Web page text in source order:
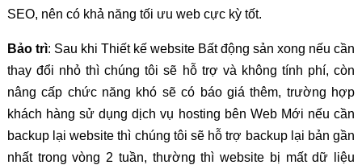
SEO, nên có khả năng tối ưu web cực kỳ tốt.
Bảo trì: Sau khi Thiết kế website Bất động sản xong nếu cần
thay đổi nhỏ thì chúng tôi sẽ hỗ trợ và không tính phí, còn
nâng cấp chức năng khó sẽ có báo giá thêm, trường hợp
khách hàng sử dụng dịch vụ hosting bên Web Mới nếu cần
backup lại website thì chúng tôi sẽ hỗ trợ backup lại bản gần
nhất trong vòng 2 tuần, thường thì website bị mất dữ liệu